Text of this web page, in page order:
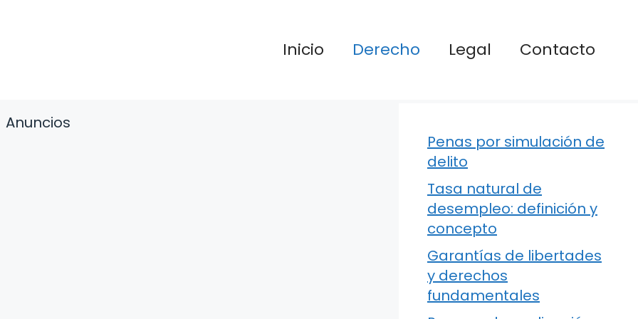
Inicio Derecho Legal Contacto
Anuncios
Penas por simulación de
delito
Tasa natural de
desempleo: definición y
concepto
Garantías de libertades
y derechos
fundamentales